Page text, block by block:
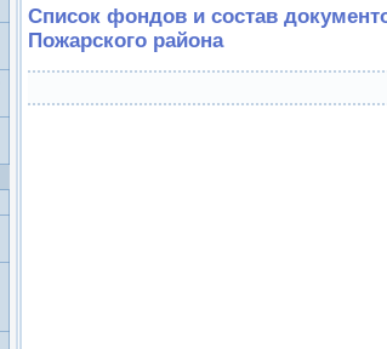
Список фондов и состав
Пожарского района